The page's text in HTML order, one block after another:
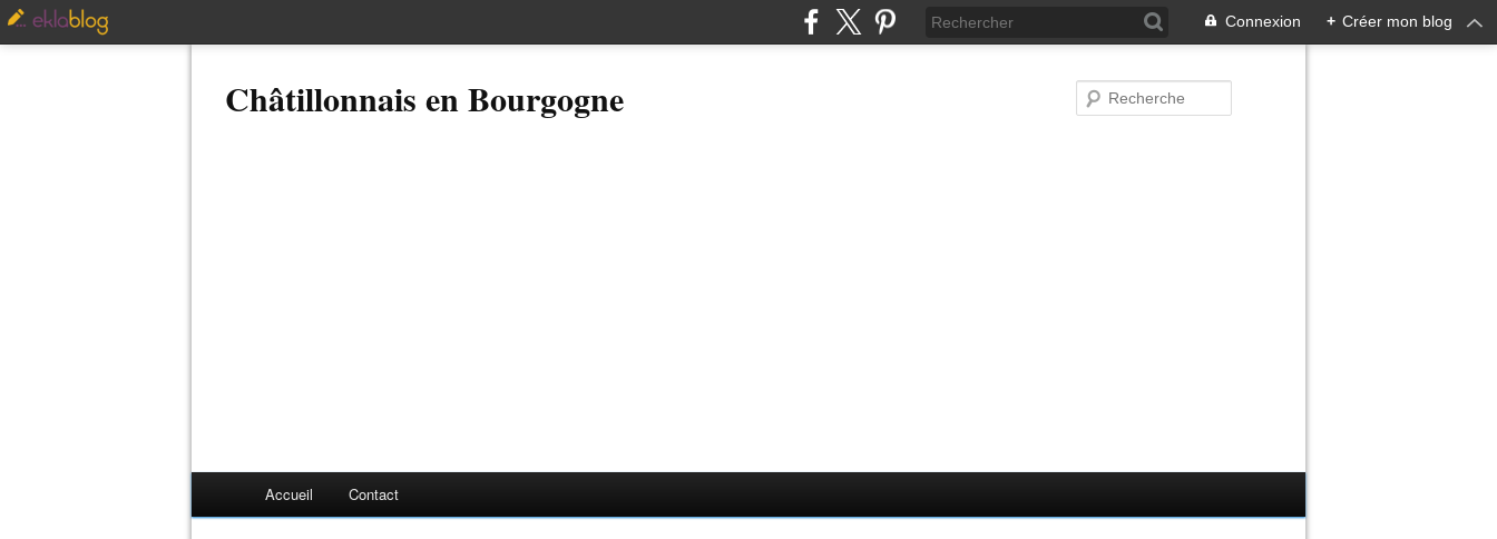
Connexion + Créer mon blog
Châtillonnais en Bourgogne
Accueil Contact